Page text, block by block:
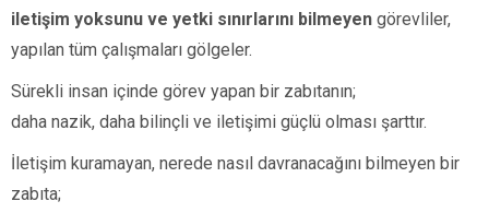
iletişim yoksunu ve yetki sınırlarını bilmeyen görevliler,
yapılan tüm çalışmaları gölgeler.
Sürekli insan içinde görev yapan bir zabıtanın;
daha nazik, daha bilinçli ve iletişimi güçlü olması şarttır.
İletişim kuramayan, nerede nasıl davranacağını bilmeyen bir
zabıta;